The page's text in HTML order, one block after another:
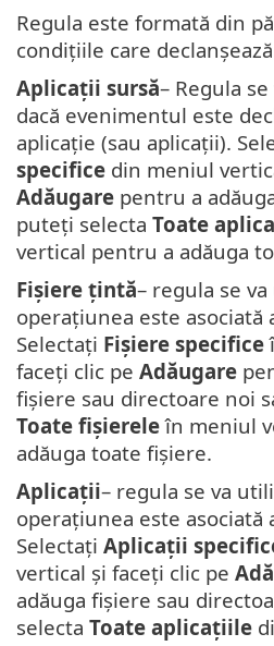
Regula este formată din
condițiile care
Aplicații sursă– Regula
dacă evenimentul este
aplicație (sau aplicații).
specifice din meniul
Adăugare pentru a
puteți selecta Toate
vertical pentru a adăuga
Fișiere țintă– regula se
operațiunea este asociată
Selectați Fișiere specifice
faceți clic pe Adăugare
fișiere sau directoare noi
Toate fișiereleîn meniul
adăuga toate fișiere.
Aplicații– regula se va
operațiunea este asociată
Selectați Aplicații
vertical și faceți clic pe
adăuga fișiere sau
selecta Toate aplicațiile